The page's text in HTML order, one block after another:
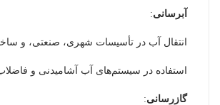
آبرسانی:
انتقال آب در تأسیسات شهری، صنعتی، و
استفاده در سیستم‌های آب آشامیدنی و
گازرسانی: